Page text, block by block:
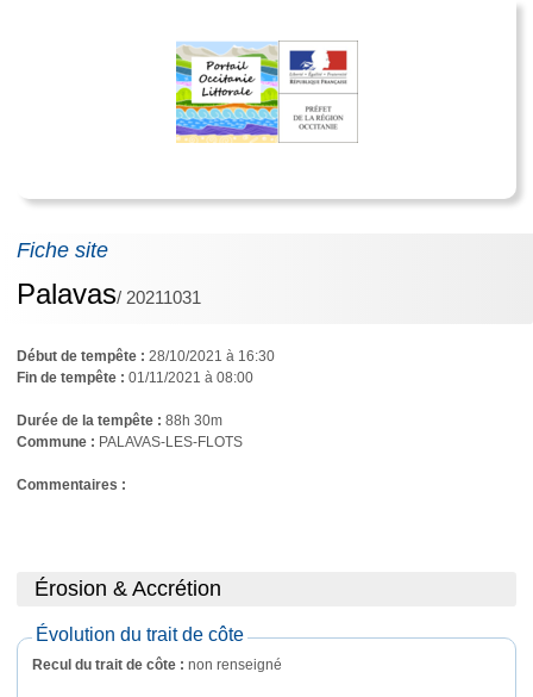
Fiche site
Palavas/ 20211031
Début de tempête :28/10/2021 à 16:30
Fin de tempête :01/11/2021 à 08:00
Durée de la tempête : 88h 30m
Commune : PALAVAS-LES-FLOTS
Commentaires :
Érosion & Accrétion
Évolution du trait de côte
Recul du trait de côte : non renseigné